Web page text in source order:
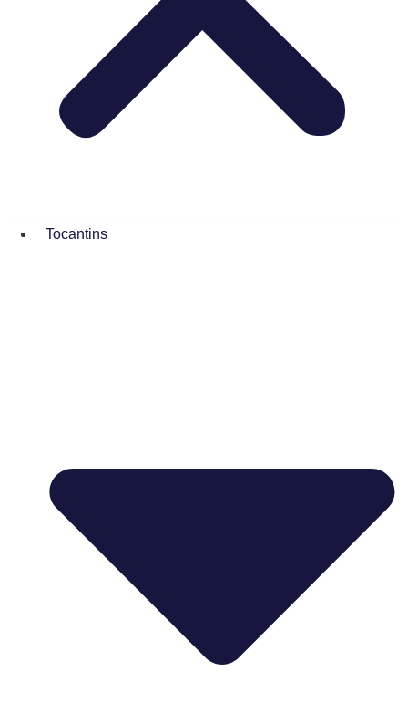
Tocantins